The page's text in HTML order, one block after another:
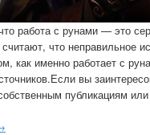
работа с рунами — это
что неправильное
как именно работает с
вы
публикациям